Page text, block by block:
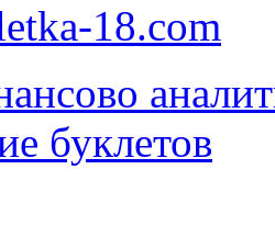
18.com
буклетов